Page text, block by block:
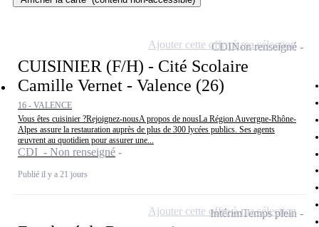
CUISINIER (F/H) - Cité Scolaire
Camille Vernet - Valence (26)
16 - VALENCE
Vous êtes cuisinier ?Rejoignez-nousA propos de nousLa Région Auvergne-Rhône-
Alpes assure la restauration auprès de plus de 300 lycées publics. Ses agents
œuvrent au quotidien pour assurer une...
CDI - Non renseigné
Publié il y a 21 jours
CDINon renseigné
Ajouter cette offre à ma sélection
IntérimTemps plein
Ajouter cette offre à ma sélection